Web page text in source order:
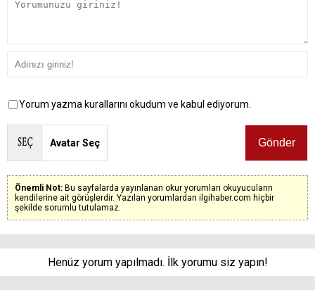
Yorum yazma kurallarını okudum ve kabul ediyorum.
Avatar Seç
Önemli Not: Bu sayfalarda yayınlanan okur yorumları okuyucuların
kendilerine ait görüşlerdir. Yazılan yorumlardan ilgihaber.com hiçbir
şekilde sorumlu tutulamaz.
Henüz yorum yapılmadı. İlk yorumu siz yapın!